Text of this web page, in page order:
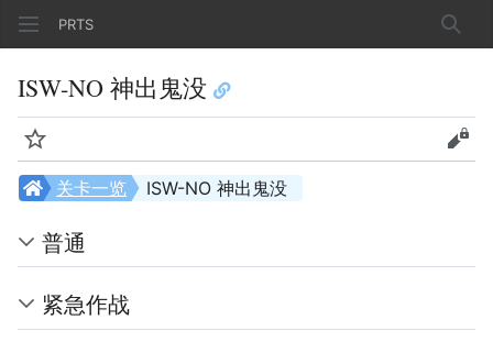
PRTS 搜索
ISW-NO 神出鬼没
监视 查看
ISW-NO 神出鬼没
关卡一览
普通
紧急作战